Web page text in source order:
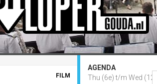
FILM
AGENDA
Thu (6e) t/m Wed (12e)